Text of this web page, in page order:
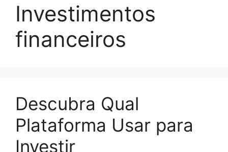
Investimentos
financeiros
Descubra Qual
Plataforma Usar para
Investir